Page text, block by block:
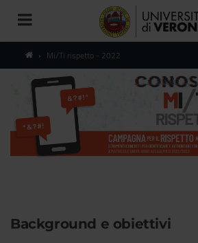
Toggle
navigation
Mi/Ti rispetto - 2022
Mi/ti
rispetto.
Campagna
rispetto
Descrizione
Background e obiettivi